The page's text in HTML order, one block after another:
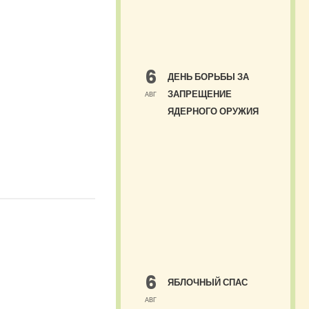
6
АВГ
ДЕНЬ БОРЬБЫ ЗА
ЗАПРЕЩЕНИЕ
ЯДЕРНОГО ОРУЖИЯ
6
АВГ
ЯБЛОЧНЫЙ СПАС